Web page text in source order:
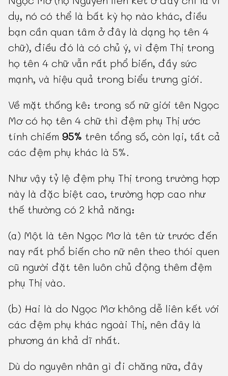
dụ, nó có thể là bất kỳ họ nào khác, điều
bạn cần quan tâm ở đây là dạng họ tên 4
chữ), điều đó là có chủ ý, vì đệm Thị trong
họ tên 4 chữ vẫn rất phổ biến, đầy sức
mạnh, và hiệu quả trong biểu trưng giới.
Về mặt thống kê: trong số nữ giới tên Ngọc
Mơ có họ tên 4 chữ thì đệm phụ Thị ước
tính chiếm 95% trên tổng số, còn lại, tất cả
các đệm phụ khác là 5%.
Như vậy tỷ lệ đệm phụ Thị trong trường hợp
này là đặc biệt cao, trường hợp cao như
thế thường có 2 khả năng:
(a) Một là tên Ngọc Mơ là tên từ trước đến
nay rất phổ biến cho nữ nên theo thói quen
cũ người đặt tên luôn chủ động thêm đệm
phụ Thị vào.
(b) Hai là do Ngọc Mơ không dễ liên kết với
các đệm phụ khác ngoài Thị, nên đây là
phương án khả dĩ nhất.
Dù do nguyên nhân gì đi chăng nữa, đây